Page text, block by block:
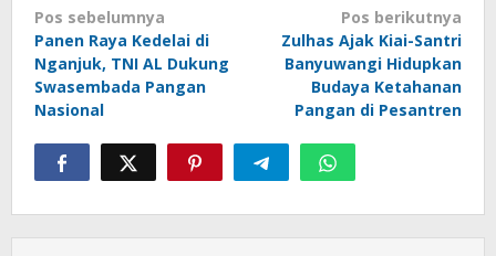
Navigasi
pos
Pos sebelumnya
Panen Raya Kedelai di
Nganjuk, TNI AL Dukung
Swasembada Pangan
Nasional
Pos berikutnya
Zulhas Ajak Kiai-Santri
Banyuwangi Hidupkan
Budaya Ketahanan
Pangan di Pesantren